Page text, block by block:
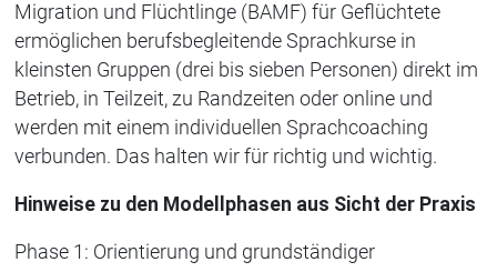
Migration und Flüchtlinge (BAMF) für Geflüchtete
ermöglichen berufsbegleitende Sprachkurse in
kleinsten Gruppen (drei bis sieben Personen) direkt im
Betrieb, in Teilzeit, zu Randzeiten oder online und
werden mit einem individuellen Sprachcoaching
verbunden. Das halten wir für richtig und wichtig.
Hinweise zu den Modellphasen aus Sicht der Praxis
Phase 1: Orientierung und grundständiger